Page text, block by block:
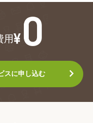
用
スに申し込む